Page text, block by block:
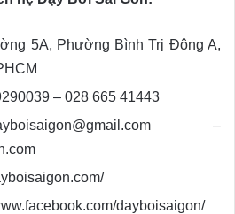
5A, Phường Bình Trị Đông A,
– 028 665 41443
–
dayboisaigon/